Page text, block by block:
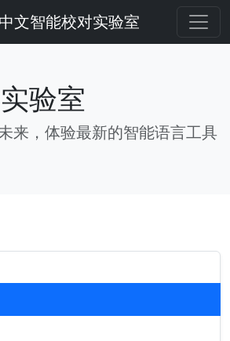
文智能校对实验室
验室
来，体验最新的智能语言工具